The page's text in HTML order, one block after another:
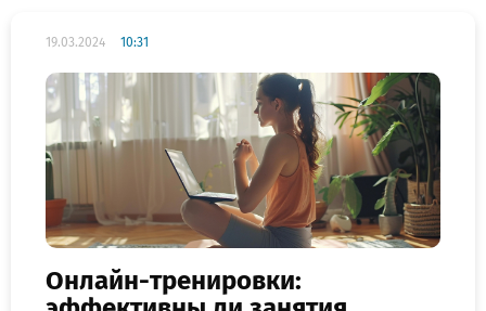
19.03.2024 10:31
Онлайн-тренировки: